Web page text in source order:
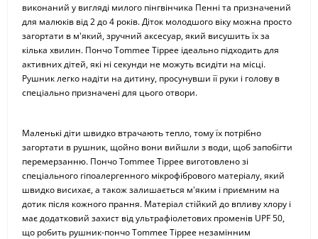
виконаний у вигляді милого пінгвінчика Пенні та призначений
для малюків від 2 до 4 років. Діток молодшого віку можна просто
загортати в м'який, зручний аксесуар, який висушить їх за
кілька хвилин. Пончо Tommee Tippee ідеально підходить для
активних дітей, які ні секунди не можуть всидіти на місці.
Рушник легко надіти на дитину, просунувши її руки і голову в
спеціально призначені для цього отвори.
Маленькі діти швидко втрачають тепло, тому їх потрібно
загортати в рушник, щойно вони вийшли з води, щоб запобігти
перемерзанню. Пончо Tommee Tippee виготовлено зі
спеціального гіпоалергенного мікрофібрового матеріалу, який
швидко висихає, а також залишається м'яким і приємним на
дотик після кожного прання. Матеріал стійкий до впливу хлору і
має додатковий захист від ультрафіолетових променів UPF 50,
що робить рушник-пончо Tommee Tippee незамінним